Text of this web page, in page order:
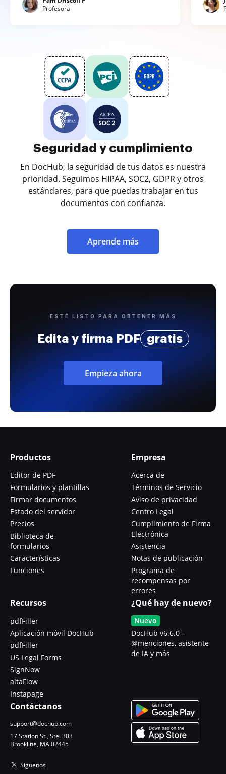
Profesora
Seguridad y cumplimiento
En DocHub, la seguridad de tus datos es nuestra
prioridad. Seguimos HIPAA, SOC2, GDPR y otros
estándares, para que puedas trabajar en tus
documentos con confianza.
Aprende más
ESTÉ LISTO PARA OBTENER MÁS
Edita y firma PDF gratis
Empieza ahora
Productos
Editor de PDF
Formularios y plantillas
Firmar documentos
Estado del servidor
Precios
Biblioteca de
formularios
Características
Funciones
Empresa
Acerca de
Términos de Servicio
Aviso de privacidad
Centro Legal
Cumplimiento de Firma
Electrónica
Asistencia
Notas de publicación
Programa de
recompensas por
errores
Recursos
pdfFiller
Aplicación móvil DocHub
pdfFiller
US Legal Forms
SignNow
altaFlow
Instapage
¿Qué hay de nuevo?
Nuevo
DocHub v6.6.0 -
@menciones, asistente
de IA y más
Contáctanos
support@dochub.com
17 Station St., Ste. 303
Brookline, MA 02445
Síguenos